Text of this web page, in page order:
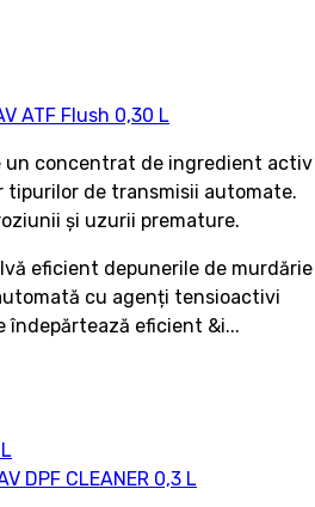
ATF Flush 0,30 L
un concentrat de ingredient activ
de transmisii automate.
și uzurii premature.
eficient depunerile de murdărie
cu agenți tensioactivi
îndepărtează eficient &i...
DPF CLEANER 0,3 L